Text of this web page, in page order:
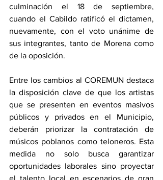
culminación el 18 de septiembre,
cuando el Cabildo ratificó el dictamen,
nuevamente, con el voto unánime de
sus integrantes, tanto de Morena como
de la oposición.
Entre los cambios al COREMUN destaca
la disposición clave de que los artistas
que se presenten en eventos masivos
públicos y privados en el Municipio,
deberán priorizar la contratación de
músicos poblanos como teloneros. Esta
medida no solo busca garantizar
oportunidades laborales sino proyectar
el talento local en escenarios de gran